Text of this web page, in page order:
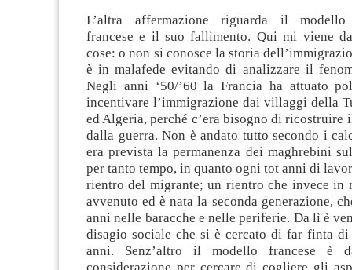
L’altra affermazione riguarda il modello
francese e il suo fallimento. Qui mi viene
cose: o non si conosce la storia
è in malafede evitando di analizzare il
Negli anni ‘50/’60 la Francia ha attuato
incentivare l’immigrazione dai villaggi della
ed Algeria, perché c’era bisogno di ricostruire
dalla guerra. Non è andato tutto secondo i
era prevista la permanenza dei maghrebini
per tanto tempo, in quanto ogni tot anni di
rientro del migrante; un rientro che invece in
avvenuto ed è nata la seconda generazione,
anni nelle baracche e nelle periferie. Da lì è
disagio sociale che si è cercato di far finta di
anni. Senz’altro il modello francese è